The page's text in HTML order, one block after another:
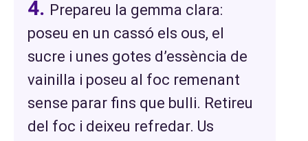
Prepareu la gemma clara:
poseu en un cassó els ous, el
sucre i unes gotes d’essència de
vainilla i poseu al foc remenant
sense parar fins que bulli. Retireu
del foc i deixeu refredar. Us